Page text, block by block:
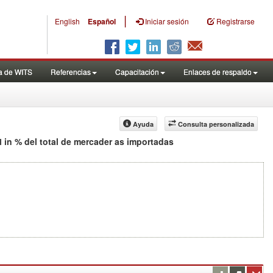
English Español | Iniciar sesión Registrarse
de WITS Referencias Capacitación Enlaces de respaldo
Consulta personalizada
Ayuda
in % del total de mercader as importadas